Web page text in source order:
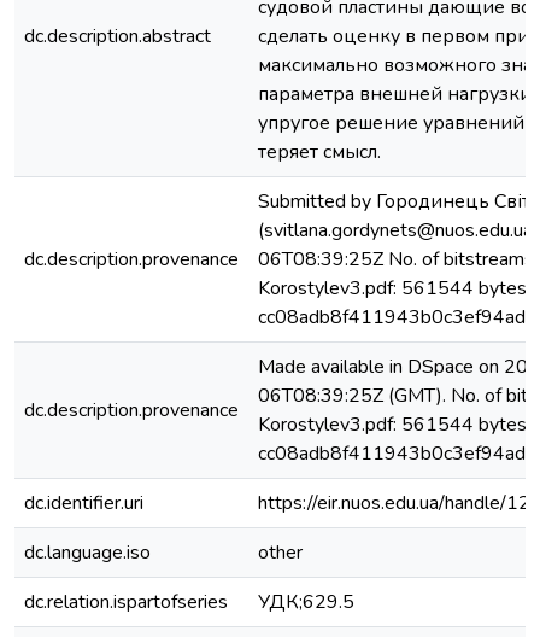
dc.description.abstract
судовой пластины дающие
сделать оценку в первом
максимально возможного
параметра внешней
упругое решение уравнений
теряет смысл.
dc.description.provenance
Submitted by Городинець
06T08:39:25Z No. of
Korostylev3.pdf: 561544 bytes,
dc.description.provenance
Made available in DSpace on
06T08:39:25Z (GMT). No. of
Korostylev3.pdf: 561544 bytes,
dc.identifier.uri
https://eir.nuos.edu.ua/handle/
dc.language.iso
other
dc.relation.ispartofseries
УДК;629.5